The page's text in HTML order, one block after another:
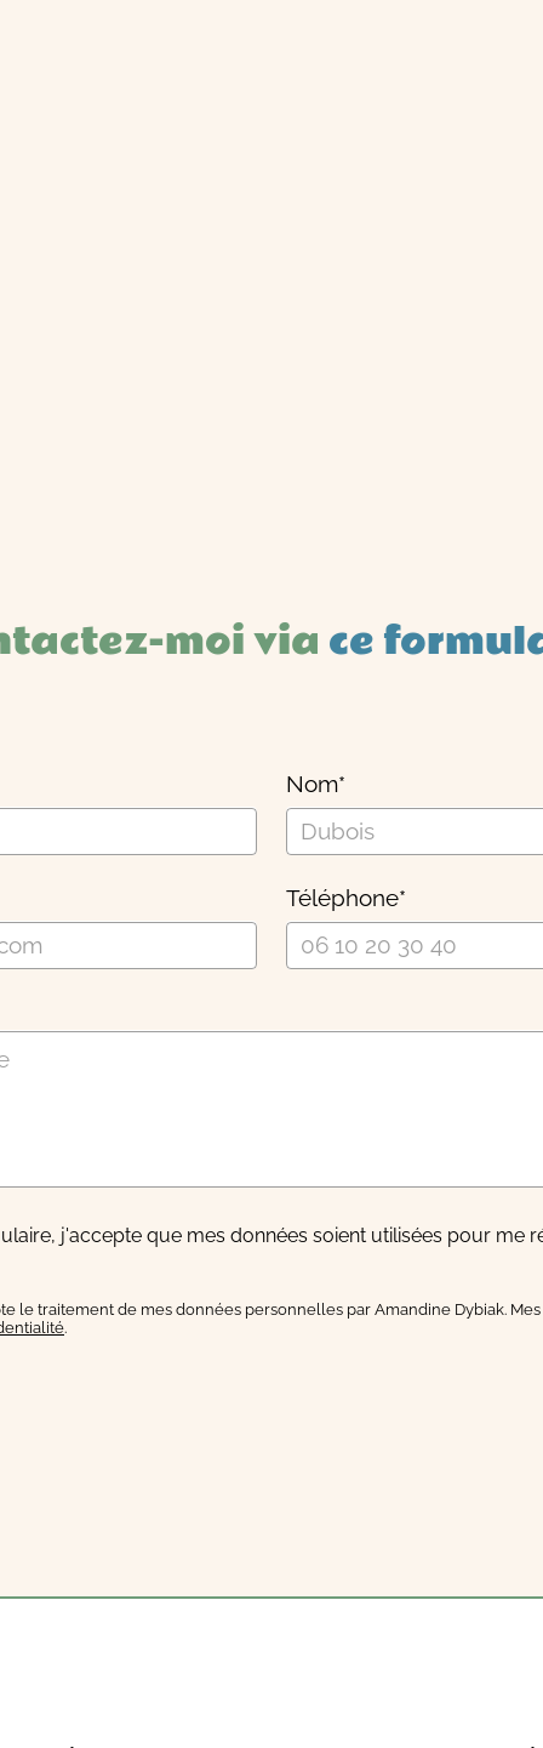
moi via ce
Nom*
Téléphone*
j'accepte que mes données soient utilisées pour me
le traitement de mes données personnelles par Amandine Dybiak.
.